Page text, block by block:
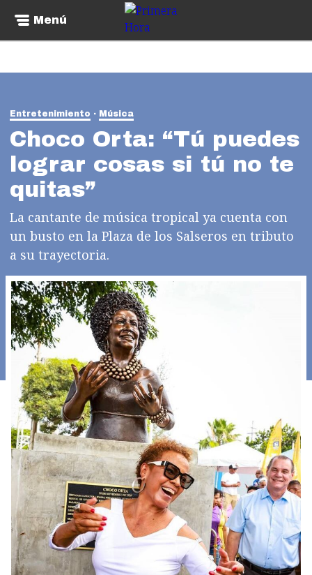
Menú
Entretenimiento Música
Choco Orta: “Tú puedes
lograr cosas si tú no te
quitas”
La cantante de música tropical ya cuenta con
un busto en la Plaza de los Salseros en tributo
a su trayectoria.